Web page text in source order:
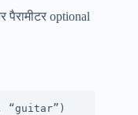
पैरामीटर optional
“guitar”)